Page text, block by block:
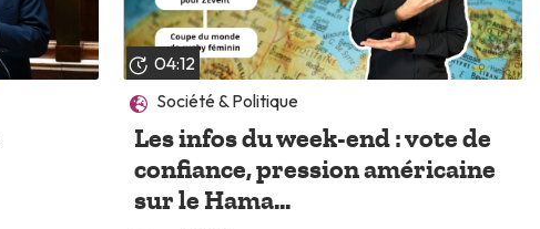
04:12
Société & Politique
Les infos du week-end : vote de
confiance, pression américaine
sur le Hama...